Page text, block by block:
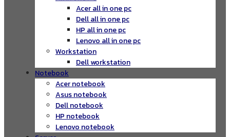
Acer all in one pc
Dell all in one pc
HP all in one pc
Lenovo all in one pc
Workstation
Dell workstation
Notebook
Acer notebook
Asus notebook
Dell notebook
HP notebook
Lenovo notebook